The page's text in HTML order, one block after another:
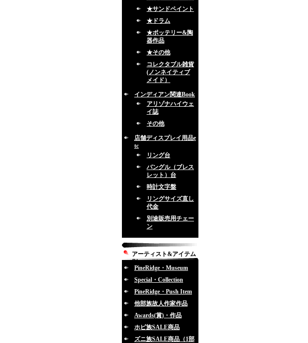
★サンドペイント
★ドラム
★ポッテリー&陶
器作品
★その他
コレクタブル雑貨
(ノンネイティブ
メイド）
インディアン関連Book
アリゾナハイウェ
イ誌
その他
店舗ディスプレイ用品e
tc
リング台
バングル（ブレス
レット）台
時計文字盤
リングサイズ直し
代金
別途販売用チェー
ン
アーティスト&アイテム
別
PineRidge・Museum
Special・Collection
PineRidge・Push Item
他部族故人作家作品
Awards(賞)・作品
ホピ族SALE商品
ズニ族SALE商品（1部